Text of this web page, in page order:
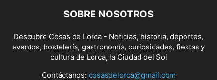
SOBRE NOSOTROS
Descubre Cosas de Lorca - Noticias, historia, deportes,
eventos, hostelería, gastronomía, curiosidades, fiestas y
cultura de Lorca, la Ciudad del Sol
Contáctanos: cosasdelorca@gmail.com